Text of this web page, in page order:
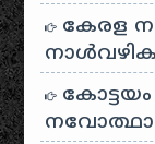
കേരള